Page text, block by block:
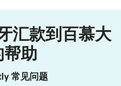
汇款到百慕大
帮助
常见问题